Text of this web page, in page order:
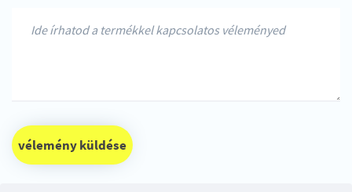
vélemény küldése